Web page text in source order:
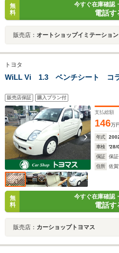
無
料
今すぐ在庫確認
電話す
販売店： オートショップイミテーション
トヨタ
WiLL Vi 1.3 ベンチシート コ
販売店保証 購入プラン付
支払総額
146万
年式
車検
'28/
保証
保
住所
佐
無
料
今すぐ在庫確認
電話す
販売店： カーショップトヨマス